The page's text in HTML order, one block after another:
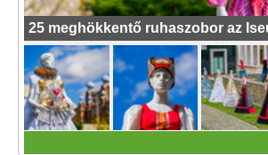
25 meghökkentő ruhaszobor az